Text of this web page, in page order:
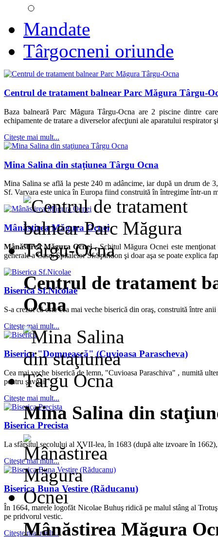
Mandate
Târgocneni oriunde
Centrul de tratament balnear Parc Măgura Târgu-
Baza balneară Parc Măgura Târgu-Ocna are 2 piscine dintre
echipamente de tratare a diverselor afecţiuni ale aparatului respirator
Citeşte mai mult...
Mina Salina din staţiunea Târgu Ocna
Mina Salina se află la peste 240 m adâncime, iar după un drum de
Sf. Varvara este unica în Europa fiind construită în întregime într-un
Mânăstirea Măgura Ocnei
Mânăstirea Măgura Ocnei -Schitul Măgura Ocnei este
generale a Casei Spitalelor Sf.Spiridon şi doar aşa se poate explica
Biserica Sf.Nicolae
S-a crezut că este cea mai veche biserică din oraş, construită între
Citeşte mai mult...
Biserica "Domnească" (Cuvioasa Parascheva)
Cea mai veche biserică de lemn, "Cuvioasa Paraschiva" , numită
pentru şavgăi.
Citeşte mai mult...
Biserica Precista
La sfârşitul secolului al XVII-lea, în 1683 (după alte izvoare în
Citeşte mai mult...
Biserica Buna Vestire (Răducanu)
În 1664, marele logofăt Nicolae Buhuş ridică pe malul stâng al
pe pridvorul vestic.
Citeşte mai mult...
Centrul de tratament
Ocna
Mina Salina din
Mânăstirea Măgura